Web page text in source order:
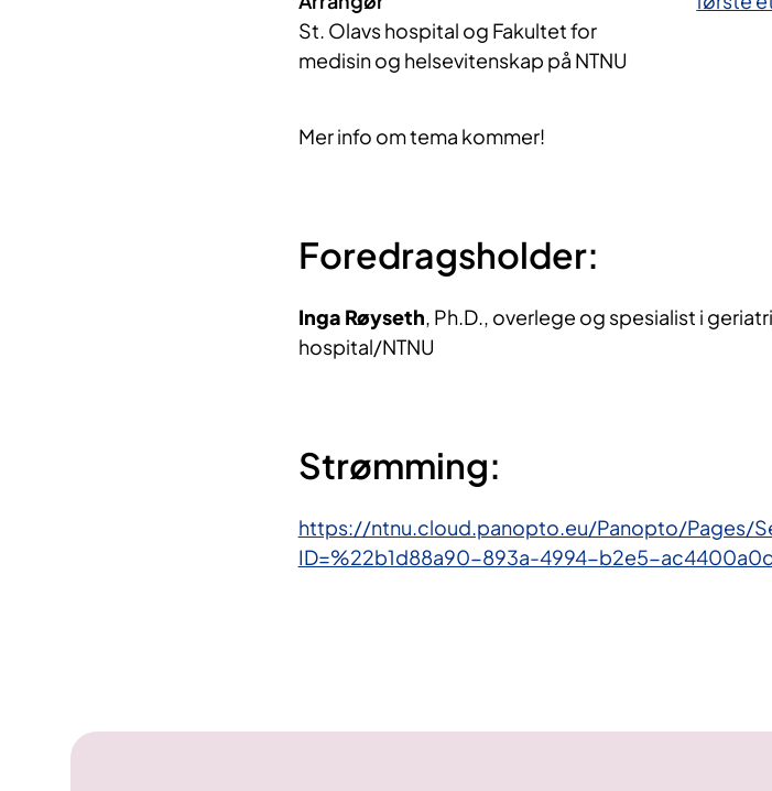
St. Olavs hospital og Fakultet for
medisin og helsevitenskap på NTNU
Mer info om tema kommer!
Foredragsholder:
Inga Røyseth, Ph.D., overlege og spesialist i
hospital/NTNU
Strømming:
https://ntnu.cloud.panopto.eu/Panopto/Pages/
ID=%22b1d88a90-893a-4994-b2e5-